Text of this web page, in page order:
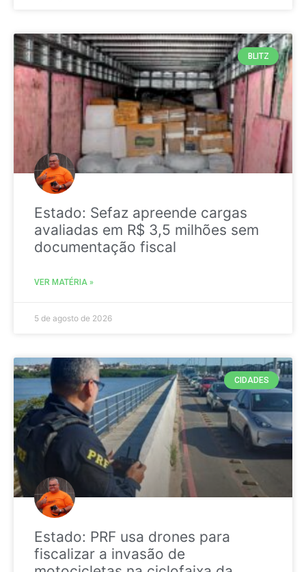
BLITZ
Estado: Sefaz apreende cargas
avaliadas em R$ 3,5 milhões sem
documentação fiscal
VER MATÉRIA »
5 de agosto de 2026
CIDADES
Estado: PRF usa drones para
fiscalizar a invasão de